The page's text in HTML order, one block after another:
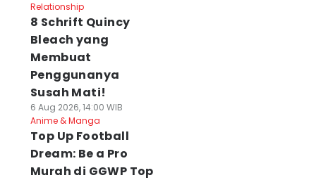
Relationship
8 Schrift Quincy
Bleach yang
Membuat
Penggunanya
Susah Mati!
6 Aug 2026, 14:00 WIB
Anime & Manga
Top Up Football
Dream: Be a Pro
Murah di GGWP Top